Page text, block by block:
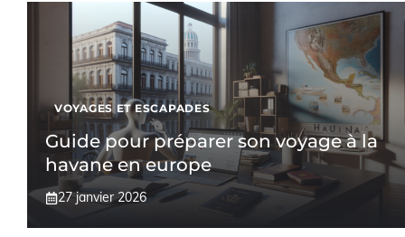
VOYAGES ET ESCAPADES
Guide pour préparer son voyage à la
havane en europe
27 janvier 2026